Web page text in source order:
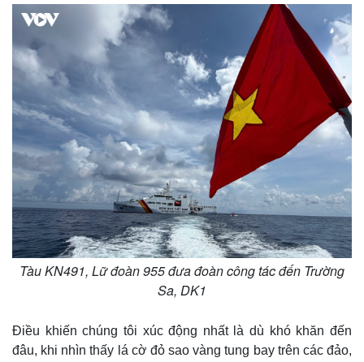
Tàu KN491, Lữ đoàn 955 đưa đoàn công tác đến Trường
Sa, DK1
Điều khiến chúng tôi xúc động nhất là dù khó khăn đến
đâu, khi nhìn thấy lá cờ đỏ sao vàng tung bay trên các đảo,